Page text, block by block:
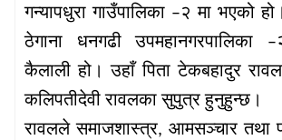
गन्यापधुरा गाउँपालिका –२ मा भएको हो।
ठेगाना
धनगढी उपमहानगरपालिका –
कैलाली हो। उहाँ पिता टेकबहादुर रावल
कलिपतीदेवी रावलका सुपुत्र हुनुहुन्छ।
रावलले समाजशास्त्र, आमसञ्चार तथा